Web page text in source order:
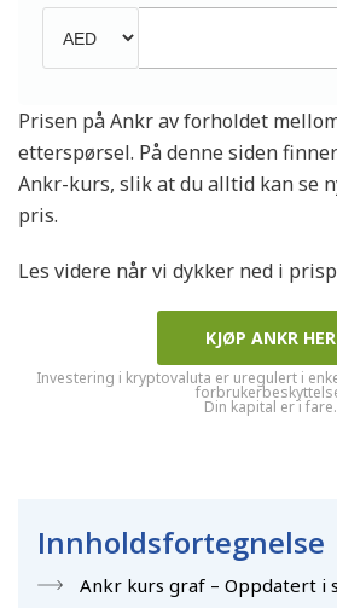
Prisen på Ankr av forholdet
etterspørsel. På denne siden
Ankr-kurs, slik at du alltid kan se
pris.
Les videre når vi dykker ned i
KJØP ANKR HER
Investering i kryptovaluta er uregulert i
Din kapital er i fare.
Innholdsfortegnelse
Ankr kurs graf – Oppdatert i